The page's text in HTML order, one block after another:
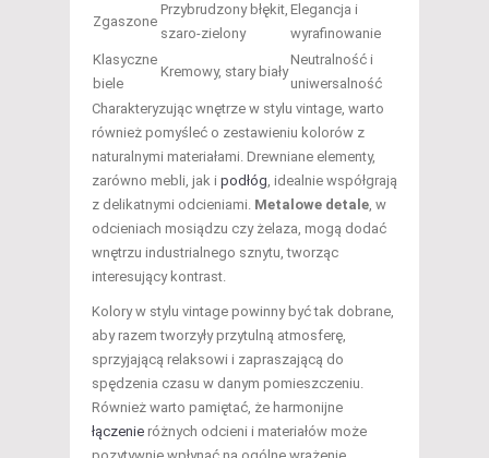
Zgaszone
Przybrudzony błękit,
szaro-zielony
Elegancja i
wyrafinowanie
Klasyczne
biele
Kremowy, stary biały
Neutralność i
uniwersalność
Charakteryzując wnętrze w stylu vintage, warto
również pomyśleć o zestawieniu kolorów z
naturalnymi materiałami. Drewniane elementy,
zarówno mebli, jak i podłóg, idealnie współgrają
z delikatnymi odcieniami. Metalowe detale, w
odcieniach mosiądzu czy żelaza, mogą dodać
wnętrzu industrialnego sznytu, tworząc
interesujący kontrast.
Kolory w stylu vintage powinny być tak dobrane,
aby razem tworzyły przytulną atmosferę,
sprzyjającą relaksowi i zapraszającą do
spędzenia czasu w danym pomieszczeniu.
Również warto pamiętać, że harmonijne
łączenie różnych odcieni i materiałów może